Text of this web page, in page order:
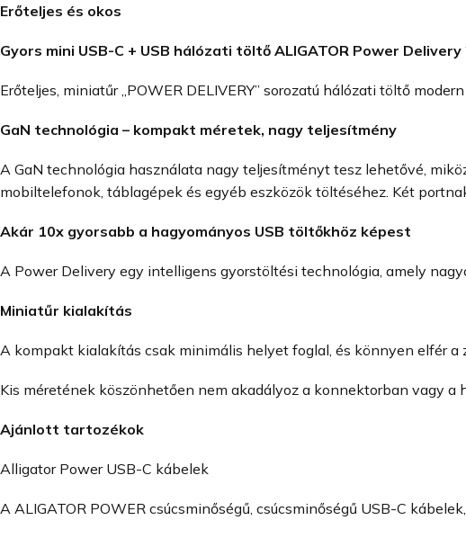
Erőteljes és okos
Gyors mini USB-C + USB hálózati töltő ALIGATOR Power
Erőteljes, miniatűr „POWER DELIVERY” sorozatú hálózati töltő
GaN technológia – kompakt méretek, nagy teljesítmény
A GaN technológia használata nagy teljesítményt tesz lehetővé,
mobiltelefonok, táblagépek és egyéb eszközök töltéséhez. Két
Akár 10x gyorsabb a hagyományos USB töltőkhöz képest
A Power Delivery egy intelligens gyorstöltési technológia, amely
Miniatűr kialakítás
A kompakt kialakítás csak minimális helyet foglal, és könnyen elfér a
Kis méretének köszönhetően nem akadályoz a konnektorban vagy
Ajánlott tartozékok
Alligator Power USB-C kábelek
A ALIGATOR POWER csúcsminőségű, csúcsminőségű USB-C